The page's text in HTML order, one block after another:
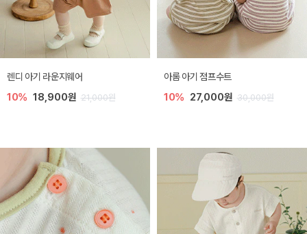
렌디 아기 라운지웨어
10% 18,900원 21,000원
아롬 아기 점프수트
10% 27,000원 30,000원